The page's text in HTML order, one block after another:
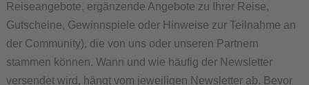
Reiseangebote, ergänzende Angebote zu Ihrer Reise,
Gutscheine, Gewinnspiele oder Hinweise zur Teilnahme an
der Community), die von uns oder unseren Partnern
stammen können. Wann und wie häufig der Newsletter
versendet wird, hängt vom jeweiligen Newsletter ab. Bevor